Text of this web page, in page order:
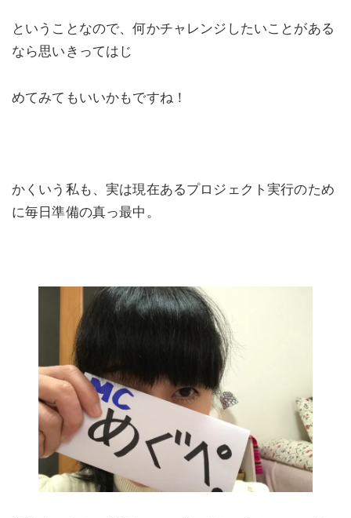
ということなので、何かチャレンジしたいことがある
なら思いきってはじ
めてみてもいいかもですね！
かくいう私も、実は現在あるプロジェクト実行のため
に毎日準備の真っ最中。